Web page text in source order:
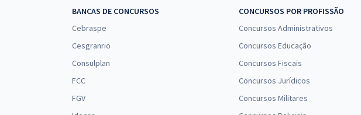
BANCAS DE CONCURSOS
Cebraspe
Cesgranrio
Consulplan
FCC
FGV
CONCURSOS POR PROFISSÃO
Concursos Administrativos
Concursos Educação
Concursos Fiscais
Concursos Jurídicos
Concursos Militares